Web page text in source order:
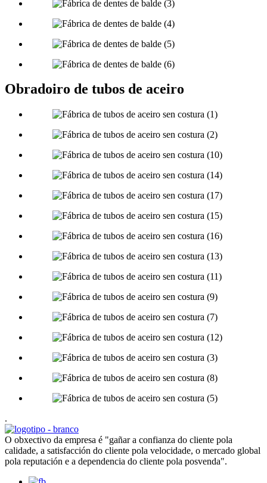
Obradoiro de tubos de aceiro
.
O obxectivo da empresa é "gañar a confianza do cliente pola
calidade, a satisfacción do cliente pola velocidade, o mercado global
pola reputación e a dependencia do cliente pola posvenda".